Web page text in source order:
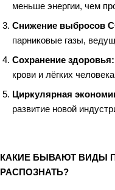
меньше энергии, чем
Снижение выбросов
парниковые газы,
Сохранение здоровья:
крови и лёгких
Циркулярная
развитие новой
КАКИЕ БЫВАЮТ ВИДЫ
РАСПОЗНАТЬ?